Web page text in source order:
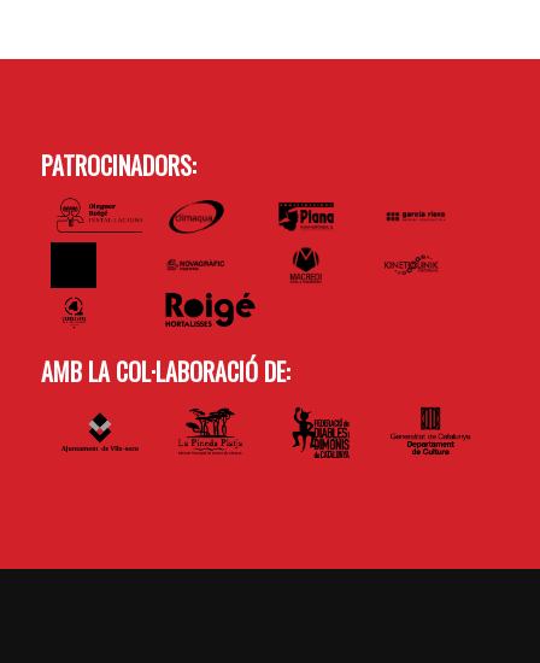
PATROCINADORS:
AMB LA COL·LABORACIÓ DE: